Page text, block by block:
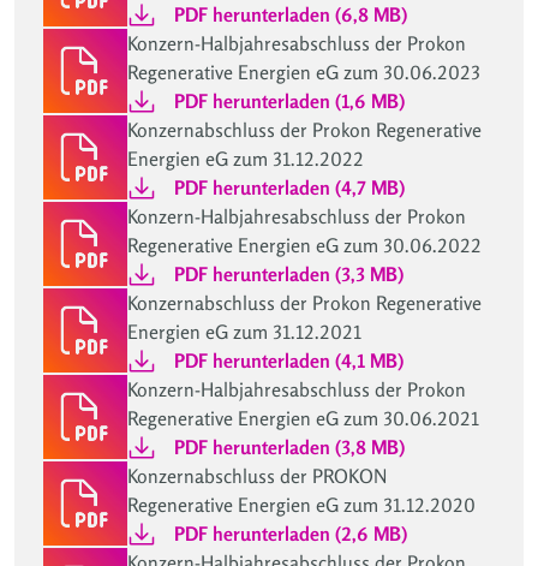
PDF herunterladen (6,8 MB)
Konzern-Halbjahresabschluss der Prokon
Regenerative Energien eG zum 30.06.2023
PDF herunterladen (1,6 MB)
Konzernabschluss der Prokon Regenerative
Energien eG zum 31.12.2022
PDF herunterladen (4,7 MB)
Konzern-Halbjahresabschluss der Prokon
Regenerative Energien eG zum 30.06.2022
PDF herunterladen (3,3 MB)
Konzernabschluss der Prokon Regenerative
Energien eG zum 31.12.2021
PDF herunterladen (4,1 MB)
Konzern-Halbjahresabschluss der Prokon
Regenerative Energien eG zum 30.06.2021
PDF herunterladen (3,8 MB)
Konzernabschluss der PROKON
Regenerative Energien eG zum 31.12.2020
PDF herunterladen (2,6 MB)